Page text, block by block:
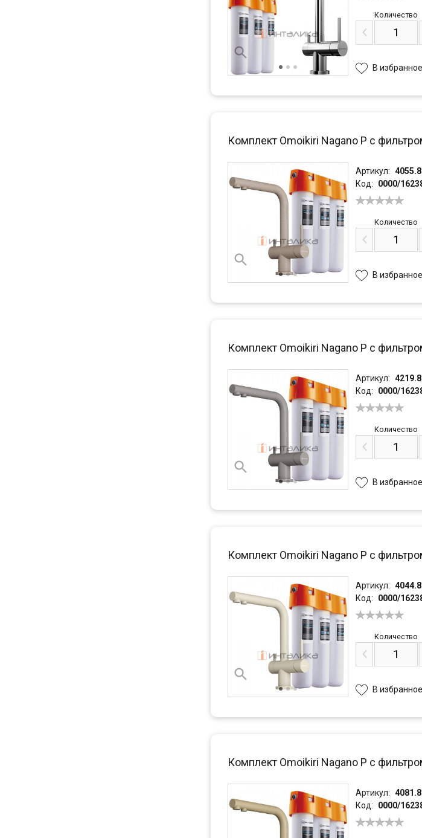
Количество
В избранное
Комплект Omoikiri Nagano P с
Артикул:
Код:
0000/
Количество
В избранное
Комплект Omoikiri Nagano P с
Артикул:
Код:
0000/
Количество
В избранное
Комплект Omoikiri Nagano P с
Артикул:
Код:
0000/
Количество
В избранное
Комплект Omoikiri Nagano P с
Артикул:
Код:
0000/